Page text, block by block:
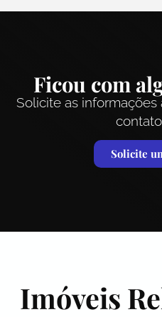
Ficou com
Solicite as
Solicite
Imóveis